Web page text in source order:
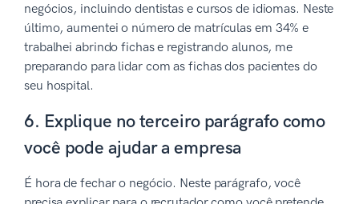
negócios, incluindo dentistas e cursos de idiomas. Neste
último, aumentei o número de matrículas em 34% e
trabalhei abrindo fichas e registrando alunos, me
preparando para lidar com as fichas dos pacientes do
seu hospital.
6. Explique no terceiro parágrafo como
você pode ajudar a empresa
É hora de fechar o negócio. Neste parágrafo, você